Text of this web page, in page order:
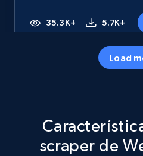
35.3K+ 5.7K+
price, Currency,
Load
scraper de